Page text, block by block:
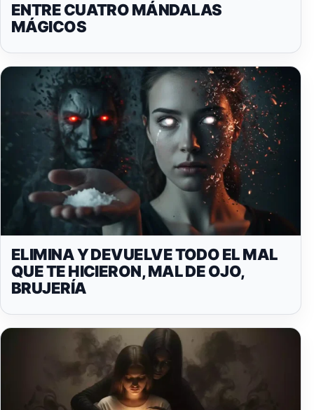
ENTRE CUATRO MÁNDALAS
MÁGICOS
ELIMINA Y DEVUELVE TODO EL MAL
QUE TE HICIERON, MAL DE OJO,
BRUJERÍA